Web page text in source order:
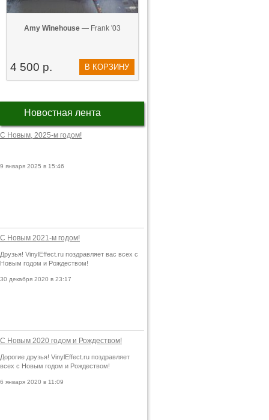
Amy Winehouse — Frank '03
4 500 р. В КОРЗИНУ
Новостная лента
С Новым, 2025-м годом!
9 января 2025 в 15:46
С Новым 2021-м годом!
Друзья! VinylEffect.ru поздравляет вас всех с
Новым годом и Рождеством!
30 декабря 2020 в 23:17
С Новым 2020 годом и Рождеством!
Дорогие друзья! VinylEffect.ru поздравляет
всех с Новым годом и Рождеством!
6 января 2020 в 11:09